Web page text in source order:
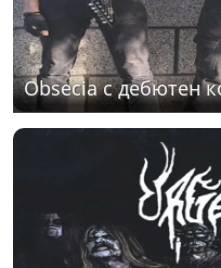
Obsecia с дебютен